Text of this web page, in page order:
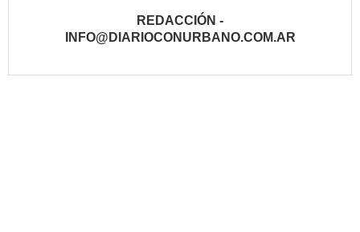
REDACCIÓN -
INFO@DIARIOCONURBANO.COM.AR